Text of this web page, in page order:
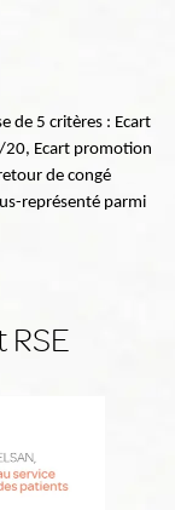
de 5 critères : Ecart
Ecart promotion
de congé
représenté parmi